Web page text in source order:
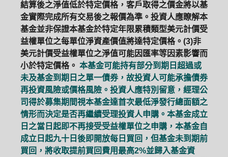
結算後之淨值低於特定價格，客戶取得之價金將以基
金實際完成所有交易後之報價為準。投資人應瞭解本
基金並非保證本基金於特定年限累積類型美元計價受
益權單位之每單位淨資產價值將達特定價格。(3)非
美元計價受益權單位之淨值可能因匯率等因素影響而
小於特定價格。 本基金可能持有部分到期日超過或
未及基金到期日之單一債券，故投資人可能承擔債券
再投資風險或價格風險。投資人應特別留意，經理公
司得於募集期間視本基金達首次最低淨發行總面額之
情形而決定是否再繼續受理投資人申購。本基金成立
日之當日起即不再接受受益權單位之申購，本基金自
成立日起九十日後即開放每日買回，但基金未到期前
買回，將收取提前買回費用最高2%並歸入基金資